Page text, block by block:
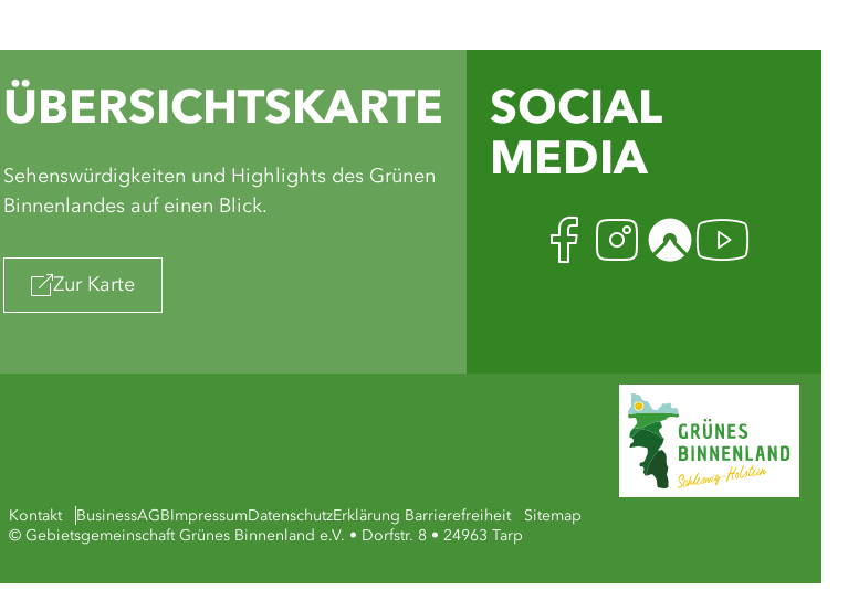
ÜBERSICHTSKARTE
Sehenswürdigkeiten und Highlights des Grünen
Binnenlandes auf einen Blick.
Zur Karte
SOCIAL
MEDIA
Facebook
Kontakt BusinessAGB ImpressumDatenschutzErklärung Barrierefreiheit
Sitemap
© Gebietsgemeinschaft Grünes Binnenland e.V. • Dorfstr. 8 • 24963 Tarp